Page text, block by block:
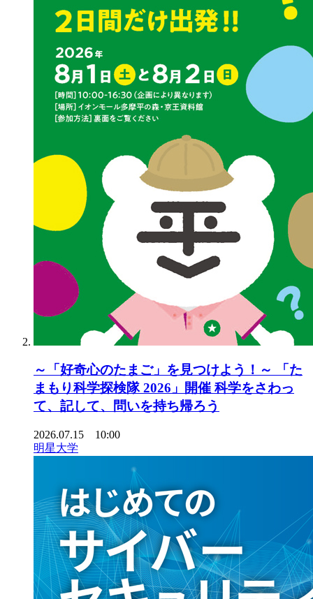
～「好奇心のたまご」を見つけよう！～ 「た
まもり科学探検隊 2026」開催 科学をさわっ
て、記して、問いを持ち帰ろう
2026.07.15 10:00
明星大学